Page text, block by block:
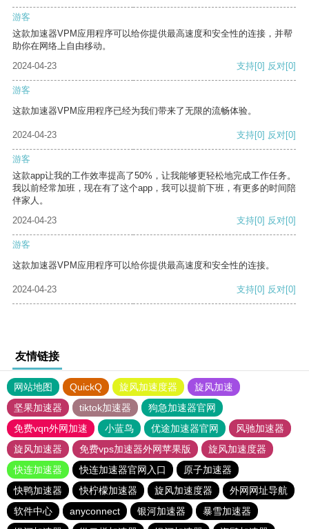
游客
这款加速器VPM应用程序可以给你提供最高速度和安全性的连接，并帮
助你在网络上自由移动。
2024-04-23
支持[0] 反对[0]
游客
这款加速器VPM应用程序已经为我们带来了无限的流畅体验。
2024-04-23 支持[0] 反对[0]
游客
这款app让我的工作效率提高了50%，让我能够更轻松地完成工作任务。
我以前经常加班，现在有了这个app，我可以提前下班，有更多的时间陪
伴家人。
2024-04-23
支持[0] 反对[0]
游客
这款加速器VPM应用程序可以给你提供最高速度和安全性的连接。
2024-04-23 支持[0] 反对[0]
友情链接
网站地图 QuickQ 旋风加速度器
旋风加速
坚果加速器
tiktok加速器
狗急加速器官网
免费vqn外网加速
小蓝鸟 优途加速器官网
风驰加速器
旋风加速器
免费vps加速器外网苹果版
旋风加速度器
快连加速器
快连加速器官网入口
原子加速器
快鸭加速器
快柠檬加速器 旋风加速度器
外网网址导航
软件中心
anyconnect 银河加速器
暴雪加速器